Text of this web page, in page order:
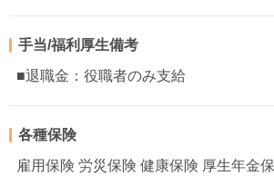
手当/福利厚生備考
■退職金：役職者のみ支給
各種保険
雇用保険 労災保険 健康保険 厚生年金